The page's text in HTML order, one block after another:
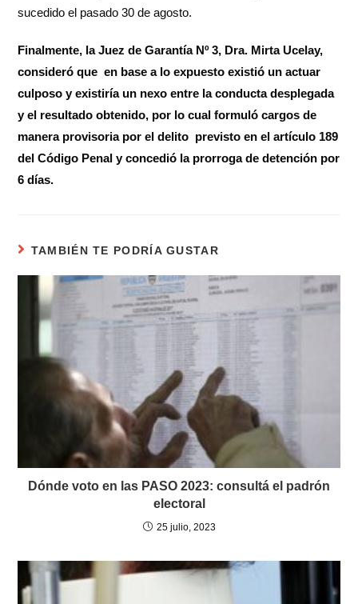
sucedido el pasado 30 de agosto.
Finalmente, la Juez de Garantía Nº 3, Dra. Mirta Ucelay,
consideró que en base a lo expuesto existió un actuar
culposo y existiría un nexo entre la conducta desplegada
y el resultado obtenido, por lo cual formuló cargos de
manera provisoria por el delito previsto en el artículo 189
del Código Penal y concedió la prorroga de detención por
6 días.
TAMBIÉN TE PODRÍA GUSTAR
Dónde voto en las PASO 2023: consultá el padrón
electoral
25 julio, 2023